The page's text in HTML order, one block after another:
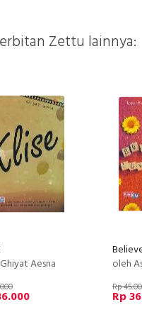
Zettu lainnya:
Aesna
oleh
Rp
Rp